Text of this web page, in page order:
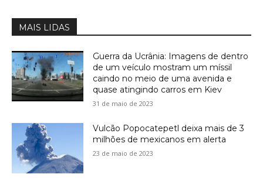
MAIS LIDAS
Guerra da Ucrânia: Imagens de dentro
de um veículo mostram um míssil
caindo no meio de uma avenida e
quase atingindo carros em Kiev
31 de maio de 2023
Vulcão Popocatepetl deixa mais de 3
milhões de mexicanos em alerta
23 de maio de 2023